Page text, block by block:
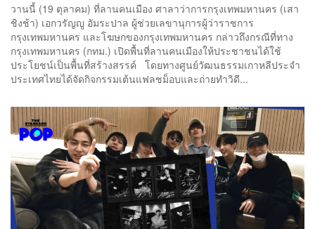
วานนี้ (19 ตุลาคม) ที่ลานคนเมือง ศาลาว่าการกรุงเทพมหานคร (เสา
ชิงช้า) เอกวรัญญู อัมระปาล ผู้ช่วยเลขานุการผู้ว่าราชการ
กรุงเทพมหานคร และโฆษกของกรุงเทพมหานคร กล่าวถึงกรณีที่ทาง
กรุงเทพมหานคร (กทม.) เปิดพื้นที่ลานคนเมืองให้ประชาชนได้ใช้
ประโยชน์เป็นพื้นที่สร้างสรรค์ โดยทางศูนย์วัฒนธรรมเกาหลีประจำ
ประเทศไทยได้จัดกิจกรรมเต้นแฟลชม็อบและถ่ายทำวิดี...